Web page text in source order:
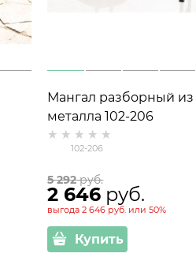
Мангал разборный из
металла 102-206
102-206
5 292 руб.
2 646 руб.
выгода2 646 руб. или50%
Купить